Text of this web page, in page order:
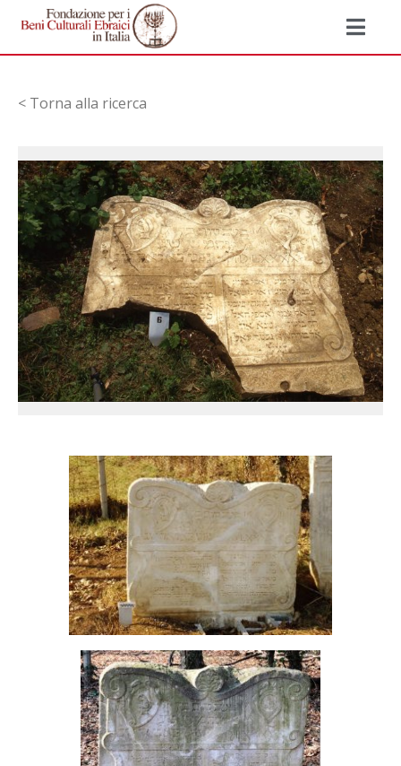
< Torna alla ricerca